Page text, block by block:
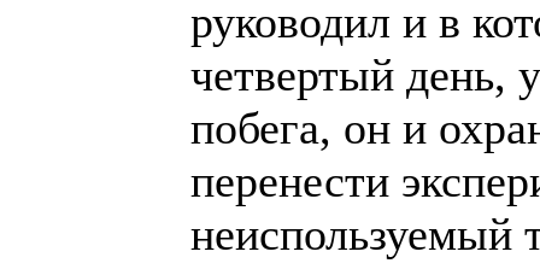
руководил и в
четвертый день,
побега, он и
перенести
неиспользуемый